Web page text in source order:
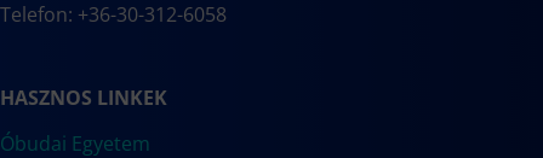
Telefon: +36-30-312-6058
HASZNOS LINKEK
Óbudai Egyetem